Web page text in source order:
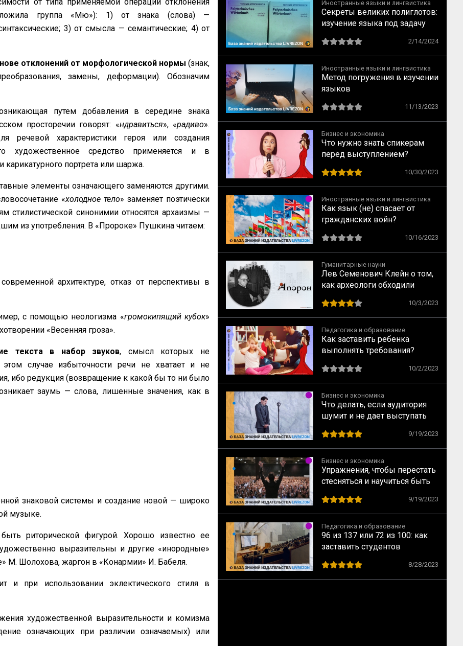
группа «Мю»): 1) от знака (слова) —
3) от смысла — семантические; 4) от
отклонений от морфологической нормы (знак,
замены, деформации). Обозначим
путем добавления в середине знака
просторечии говорят: «ндравиться», «радиво».
речевой характеристики героя или создания
художественное средство применяется и в
карикатурного портрета или шаржа.
элементы означающего заменяются другими.
«холодное тело» заменяет поэтически
стилистической синонимии относятся архаизмы —
из употребления. В «Пророке» Пушкина читаем:
архитектуре, отказ от перспективы в
с помощью неологизма «громокипящий кубок»
«Весенняя гроза».
текста в набор звуков, смысл которых не
случае избыточности речи не хватает и не
ибо редукция (возвращение к какой бы то ни было
заумь — слова, лишенные значения, как в
знаковой системы и создание новой — широко
музыке.
риторической фигурой. Хорошо известно ее
выразительны и другие «инородные»
М. Шолохова, жаргон в «Конармии» И. Бабеля.
и при использовании эклектического стиля в
художественной выразительности и комизма
означающих при различии означаемых) или
Иностранные языки и лингвистика
Секреты великих полиглотов:
изучение языка под задачу
2/14/2024
Иностранные языки и лингвистика
Метод погружения в изучении
языков
11/13/2023
Бизнес и экономика
Что нужно знать спикерам
перед выступлением?
мастерства
10/30/2023
Иностранные языки и лингвистика
Как язык (не) спасает от
гражданских войн?
10/16/2023
Гуманитарные науки
Лев Семенович Клейн о том,
как археологи обходили
10/3/2023
Педагогика и образование
Как заставить ребенка
выполнять требования?
10/2/2023
Бизнес и экономика
Что делать, если аудитория
шумит и не дает выступать
9/19/2023
Бизнес и экономика
Упражнения, чтобы перестать
стесняться и научиться быть
9/19/2023
Педагогика и образование
96 из 137 или 72 из 100: как
заставить студентов
8/28/2023